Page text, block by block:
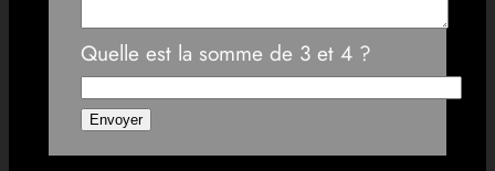
Quelle est la somme de 3 et 4 ?